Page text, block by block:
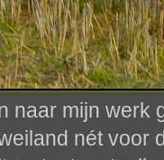
naar mijn werk
nét voor